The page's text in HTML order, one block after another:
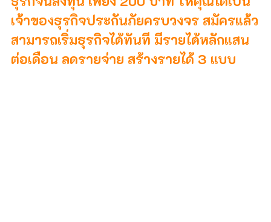
เจ้าของธุรกิจประกันภัยครบวงจร สมัครแล้ว
สามารถเริ่มธุรกิจได้ทันที มีรายได้หลักแสน
ต่อเดือน ลดรายจ่าย สร้างรายได้ 3 แบบ